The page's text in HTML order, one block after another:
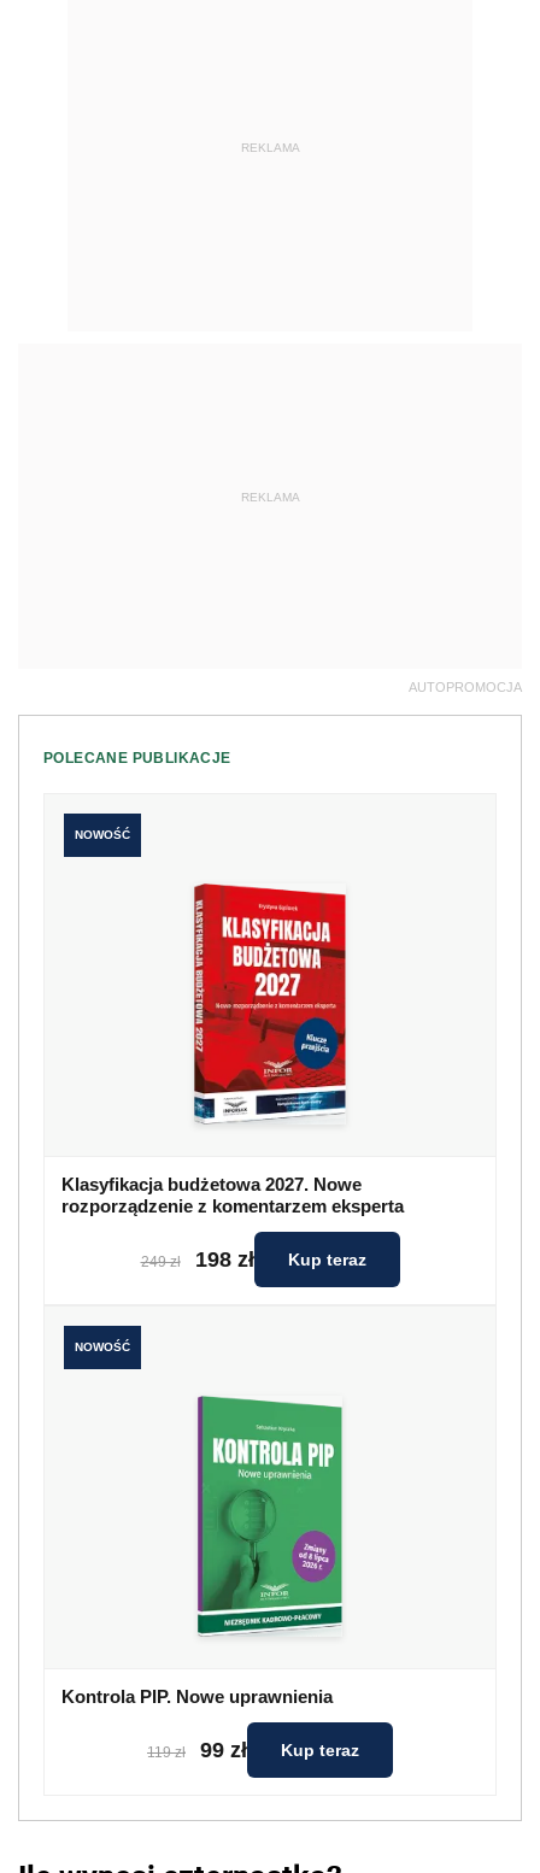
REKLAMA
REKLAMA
AUTOPROMOCJA
POLECANE PUBLIKACJE
NOWOŚĆ
Klasyfikacja budżetowa 2027. Nowe
rozporządzenie z komentarzem eksperta
249 zł 198 zł Kup teraz
NOWOŚĆ
Kontrola PIP. Nowe uprawnienia
119 zł 99 zł Kup teraz